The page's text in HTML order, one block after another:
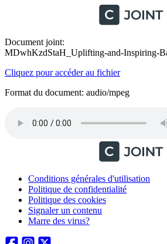
Document joint:
MDwhKzdStaH_Uplifting-and-Inspiring-
Cliquez pour accéder au fichier
Format du document: audio/mpeg
Conditions générales d'utilisation
Politique de confidentialité
Politique des cookies
Signaler un contenu
Marre des virus?